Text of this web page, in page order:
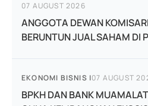
07 AUGUST 2026
ANGGOTA DEWAN
BERUNTUN JUAL SAHAM DI
EKONOMI BISNIS |07 AUGUST
BPKH DAN BANK